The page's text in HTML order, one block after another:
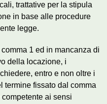
trattative per la stipula
in base alle procedure
legge.
1 ed in mancanza di
della locazione, i
entro e non oltre i
termine fissato dal comma
ai sensi